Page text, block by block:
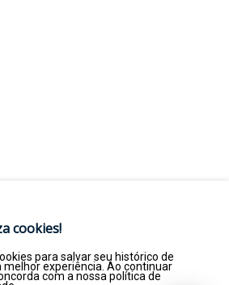
cookies!
para salvar seu histórico de
melhor experiência. Ao continuar
com a nossa política de